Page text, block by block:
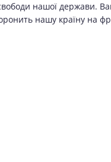
нашої держави.
нашу країну на